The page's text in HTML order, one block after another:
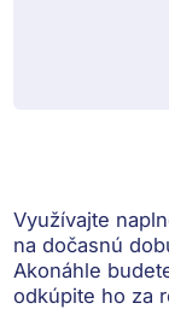
Využívajte
na dočasnú
Akonáhle
odkúpite ho za